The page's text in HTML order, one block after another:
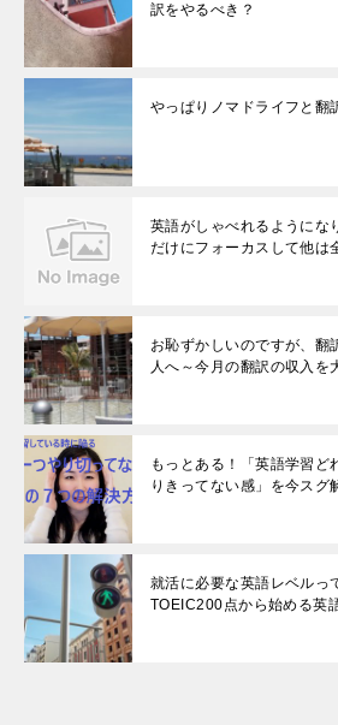
訳をやるべき？
やっぱりノマドライフと翻
英語がしゃべれるようにな
だけにフォーカスして他は
お恥ずかしいのですが、翻
人へ～今月の翻訳の収入を
もっとある！「英語学習ど
りきってない感」を今スグ
就活に必要な英語レベルっ
TOEIC200点から始める英